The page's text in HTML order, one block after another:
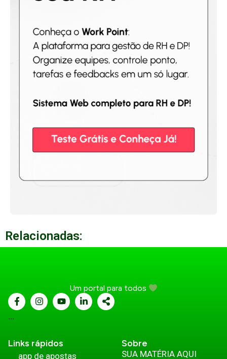
Relacionadas:
Um portal para todos
...
Links rápidos
app de apostas
Sobre
SUA MATÉRIA AQUI